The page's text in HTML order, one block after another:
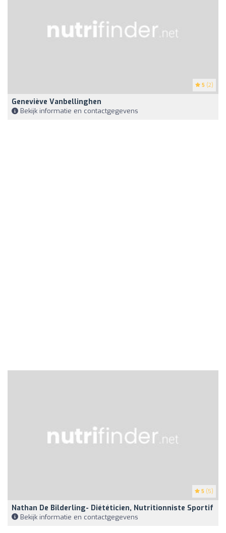
5 (2)
Geneviève Vanbellinghen
Bekijk informatie en contactgegevens
5 (5)
Nathan De Bilderling- Diététicien, Nutritionniste Sportif
Bekijk informatie en contactgegevens